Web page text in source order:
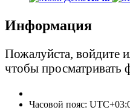
Информация
Пожалуйста, войдите
чтобы просматривать
Часовой пояс: